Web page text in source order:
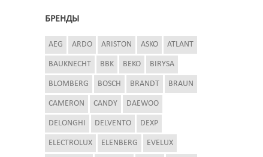
БРЕНДЫ
AEG ARDO ARISTON ASKO ATLANT
BAUKNECHT BBK BEKO BIRYSA
BLOMBERG BOSCH BRANDT BRAUN
CAMERON CANDY DAEWOO
DELONGHI DELVENTO DEXP
ELECTROLUX ELENBERG EVELUX